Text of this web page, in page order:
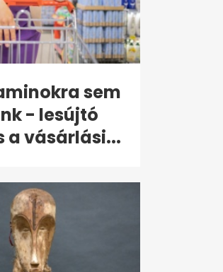
sem
- lesújtó
a vásárlási...